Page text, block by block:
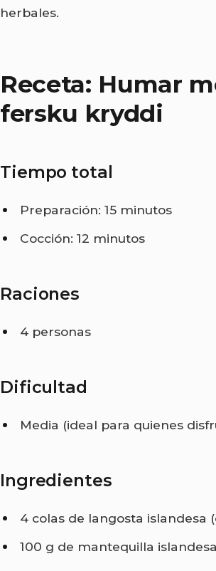
herbales.
Receta: Humar
fersku kryddi
Tiempo total
Preparación: 15 minutos
Cocción: 12 minutos
Raciones
4 personas
Dificultad
Media (ideal para quienes
Ingredientes
4 colas de langosta islandesa
100 g de mantequilla